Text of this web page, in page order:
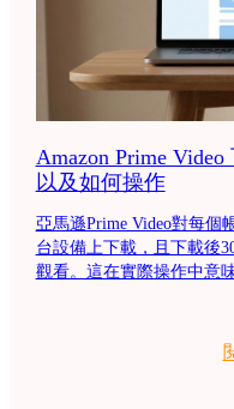
Amazon Prime
以及如何操作
亞馬遜Prime Video對每個
台設備上下載，且下載後
觀看。這在實際操作中意